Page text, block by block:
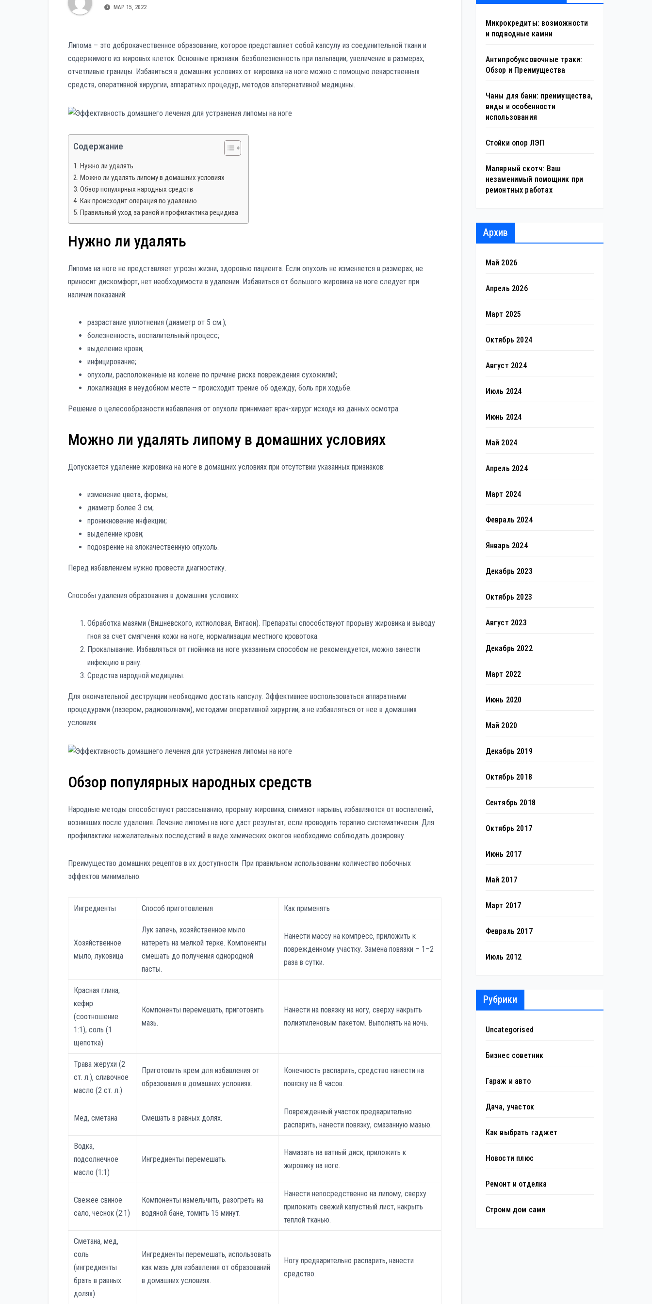
МАР 15, 2022
Липома – это доброкачественное образование, которое представляет собой капсулу из соединительной ткани и
содержимого из жировых клеток. Основные признаки: безболезненность при пальпации, увеличение в размерах,
отчетливые границы. Избавиться в домашних условиях от жировика на ноге можно с помощью лекарственных
средств, оперативной хирургии, аппаратных процедур, методов альтернативной медицины.
Содержание
Нужно ли удалять
Можно ли удалять липому в домашних условиях
Обзор популярных народных средств
Как происходит операция по удалению
Правильный уход за раной и профилактика рецидива
Нужно ли удалять
Липома на ноге не представляет угрозы жизни, здоровью пациента. Если опухоль не изменяется в размерах, не
приносит дискомфорт, нет необходимости в удалении. Избавиться от большого жировика на ноге следует при
наличии показаний:
разрастание уплотнения (диаметр от 5 см.);
болезненность, воспалительный процесс;
выделение крови;
инфицирование;
опухоли, расположенные на колене по причине риска повреждения сухожилий;
локализация в неудобном месте – происходит трение об одежду, боль при ходьбе.
Решение о целесообразности избавления от опухоли принимает врач-хирург исходя из данных осмотра.
Можно ли удалять липому в домашних условиях
Допускается удаление жировика на ноге в домашних условиях при отсутствии указанных признаков:
изменение цвета, формы;
диаметр более 3 см;
проникновение инфекции;
выделение крови;
подозрение на злокачественную опухоль.
Перед избавлением нужно провести диагностику.
Способы удаления образования в домашних условиях:
Обработка мазями (Вишневского, ихтиоловая, Витаон). Препараты способствуют прорыву жировика и выводу
гноя за счет смягчения кожи на ноге, нормализации местного кровотока.
Прокалывание. Избавляться от гнойника на ноге указанным способом не рекомендуется, можно занести
инфекцию в рану.
Средства народной медицины.
Для окончательной деструкции необходимо достать капсулу. Эффективнее воспользоваться аппаратными
процедурами (лазером, радиоволнами), методами оперативной хирургии, а не избавляться от нее в домашних
условиях
Обзор популярных народных средств
Народные методы способствуют рассасыванию, прорыву жировика, снимают нарывы, избавляются от воспалений,
возникших после удаления. Лечение липомы на ноге даст результат, если проводить терапию систематически. Для
профилактики нежелательных последствий в виде химических ожогов необходимо соблюдать дозировку.
Преимущество домашних рецептов в их доступности. При правильном использовании количество побочных
эффектов минимально.
Ингредиенты Способ приготовления Как применять
Хозяйственное
мыло, луковица
Лук запечь, хозяйственное мыло
натереть на мелкой терке. Компоненты
смешать до получения однородной
пасты.
Нанести массу на компресс, приложить к
поврежденному участку. Замена повязки – 1–2
раза в сутки.
Красная глина,
кефир
(соотношение
1:1), соль (1
щепотка)
Компоненты перемешать, приготовить
мазь.
Нанести на повязку на ногу, сверху накрыть
полиэтиленовым пакетом. Выполнять на ночь.
Трава жерухи (2
ст. л.), сливочное
масло (2 ст. л.)
Приготовить крем для избавления от
образования в домашних условиях.
Конечность распарить, средство нанести на
повязку на 8 часов.
Мед, сметана Смешать в равных долях.
Поврежденный участок предварительно
распарить, нанести повязку, смазанную мазью.
Водка,
подсолнечное
масло (1:1)
Ингредиенты перемешать.
Намазать на ватный диск, приложить к
жировику на ноге.
Свежее свиное
сало, чеснок (2:1)
Компоненты измельчить, разогреть на
водяной бане, томить 15 минут.
Нанести непосредственно на липому, сверху
приложить свежий капустный лист, накрыть
теплой тканью.
Сметана, мед,
соль
(ингредиенты
брать в равных
долях)
Ингредиенты перемешать, использовать
как мазь для избавления от образований
в домашних условиях.
Ногу предварительно распарить, нанести
средство.
Микрокредиты: возможности
и подводные камни
Антипробуксовочные траки:
Обзор и Преимущества
Чаны для бани: преимущества,
виды и особенности
использования
Стойки опор ЛЭП
Малярный скотч: Ваш
незаменимый помощник при
ремонтных работах
Архив
Май 2026
Апрель 2026
Март 2025
Октябрь 2024
Август 2024
Июль 2024
Июнь 2024
Май 2024
Апрель 2024
Март 2024
Февраль 2024
Январь 2024
Декабрь 2023
Октябрь 2023
Август 2023
Декабрь 2022
Март 2022
Июнь 2020
Май 2020
Декабрь 2019
Октябрь 2018
Сентябрь 2018
Октябрь 2017
Июнь 2017
Май 2017
Март 2017
Февраль 2017
Июль 2012
Рубрики
Uncategorised
Бизнес советник
Гараж и авто
Дача, участок
Как выбрать гаджет
Новости плюс
Ремонт и отделка
Строим дом сами